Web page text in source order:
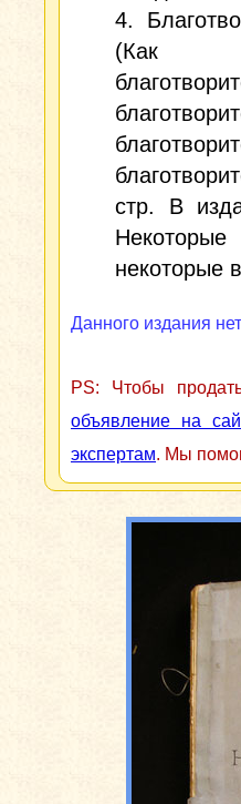
4.
(Как
стр. В
некоторые
Данного издания
PS: Чтобы
объявление на
экспертам. Мы